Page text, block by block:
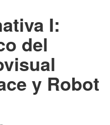
I:
del
y Robot